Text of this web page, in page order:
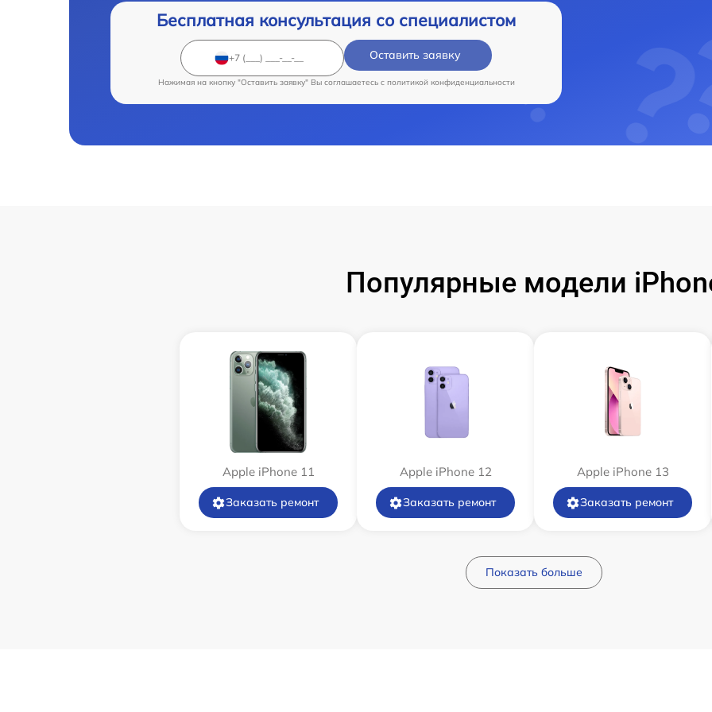
Бесплатная консультация со специалистом
Оставить заявку
Нажимая на кнопку "Оставить заявку" Вы соглашаетесь c политикой конфиденциальности
Популярные модели
Apple iPhone 11
Заказать ремонт
Apple iPhone 12
Заказать ремонт
Apple iPhone 13
Заказать ремонт
Показать больше